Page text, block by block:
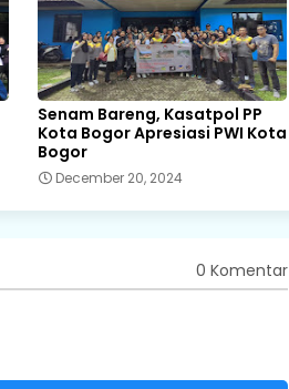
Senam Bareng, Kasatpol PP
Kota Bogor Apresiasi PWI Kota
Bogor
December 20, 2024
0 Komentar